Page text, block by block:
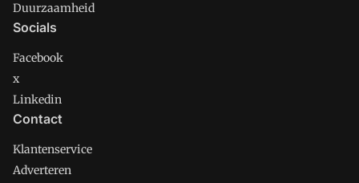
Duurzaamheid
Socials
Facebook
x
Linkedin
Contact
Klantenservice
Adverteren